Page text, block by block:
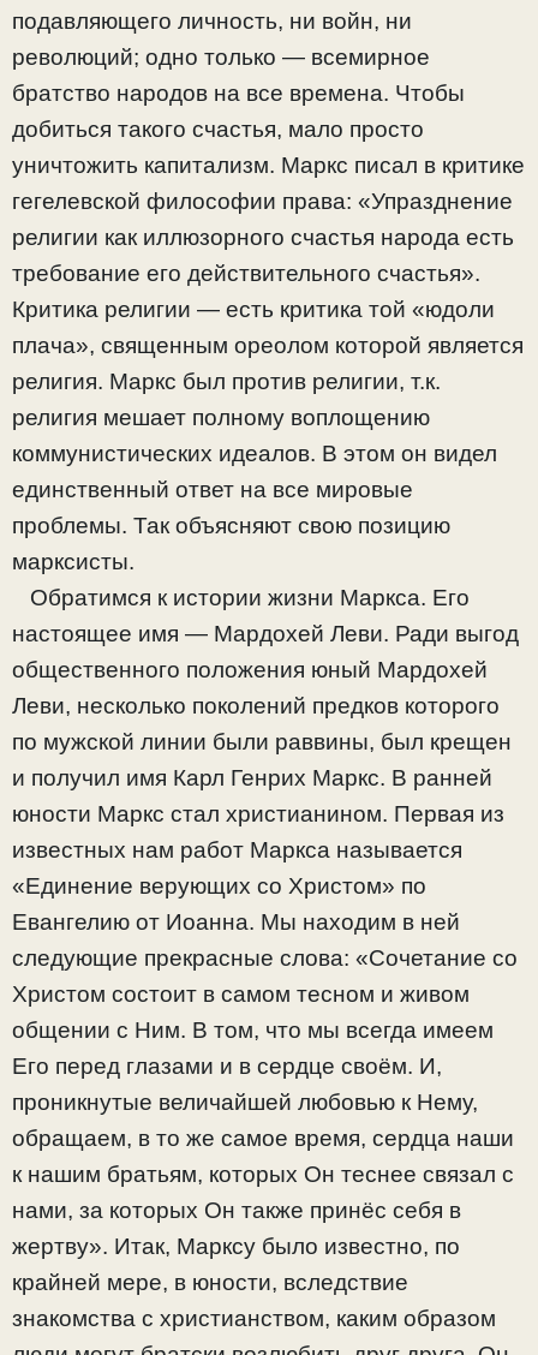
подавляющего личность, ни войн, ни
революций; одно только — всемирное
братство народов на все времена. Чтобы
добиться такого счастья, мало просто
уничтожить капитализм. Маркс писал в критике
гегелевской философии права: «Упразднение
религии как иллюзорного счастья народа есть
требование его действительного счастья».
Критика религии — есть критика той «юдоли
плача», священным ореолом которой является
религия. Маркс был против религии, т.к.
религия мешает полному воплощению
коммунистических идеалов. В этом он видел
единственный ответ на все мировые
проблемы. Так объясняют свою позицию
марксисты.
Обратимся к истории жизни Маркса. Его
настоящее имя — Мардохей Леви. Ради выгод
общественного положения юный Мардохей
Леви, несколько поколений предков которого
по мужской линии были раввины, был крещен
и получил имя Карл Генрих Маркс. В ранней
юности Маркс стал христианином. Первая из
известных нам работ Маркса называется
«Единение верующих со Христом» по
Евангелию от Иоанна. Мы находим в ней
следующие прекрасные слова: «Сочетание со
Христом состоит в самом тесном и живом
общении с Ним. В том, что мы всегда имеем
Его перед глазами и в сердце своём. И,
проникнутые величайшей любовью к Нему,
обращаем, в то же самое время, сердца наши
к нашим братьям, которых Он теснее связал с
нами, за которых Он также принёс себя в
жертву». Итак, Марксу было известно, по
крайней мере, в юности, вследствие
знакомства с христианством, каким образом